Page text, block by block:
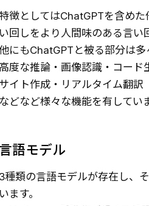
徴としてはChatGPTを含め
い回しをより人間味のある言い
にもChatGPTと被る部分は多
高度な推論・画像認識・コー
サイト作成・リアルタイム翻訳
などなど様々な機能を有してい
言語モデル
3種類の言語モデルが存在し、
います。